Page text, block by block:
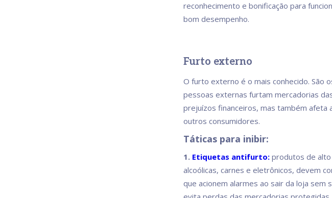
reconhecimento e bonificação para
bom desempenho.
Furto externo
O furto externo é o mais conhecido. São
pessoas externas furtam mercadorias
prejuízos financeiros, mas também afeta
outros consumidores.
Táticas para inibir:
1. Etiquetas antifurto:produtos de alto
alcoólicas, carnes e eletrônicos, devem
que acionem alarmes ao sair da loja sem